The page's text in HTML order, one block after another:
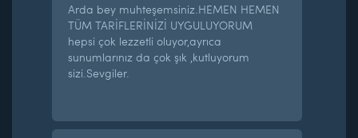
Arda bey muhteşemsiniz.HEMEN HEMEN
TÜM TARİFLERİNİZİ UYGULUYORUM
hepsi çok lezzetli oluyor,ayrıca
sunumlarınız da çok şık ,kutluyorum
sizi.Sevgiler.